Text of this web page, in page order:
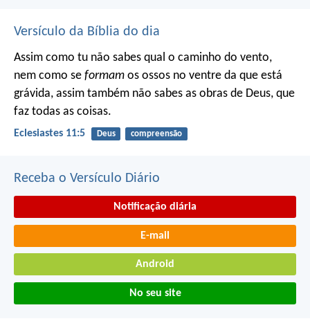
Versículo da Bíblia do dia
Assim como tu não sabes qual o caminho do vento,
nem como se formam os ossos no ventre da que está
grávida, assim também não sabes as obras de Deus, que
faz todas as coisas.
Eclesiastes 11:5 Deus compreensão
Receba o Versículo Diário
Notificação diária
E-mail
Android
No seu site